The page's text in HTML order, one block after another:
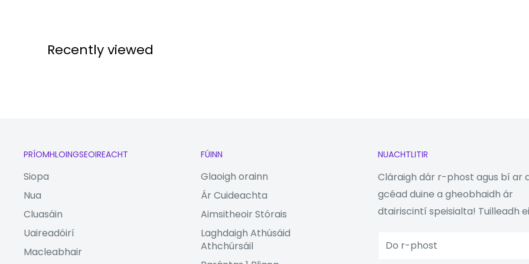
Recently viewed
PRÍOMHLOINGSEOIREACHT
Siopa
Nua
Cluasáin
Uaireadóirí
Macleabhair
FÚINN
Glaoigh orainn
Ár Cuideachta
Aimsitheoir Stórais
Laghdaigh Athúsáid
Athchúrsáil
NUACHTLITIR
Cláraigh dár r-phost agus bí ar
gcéad duine a gheobhaidh ár
dtairiscintí speisialta! Tuilleadh
Do r-phost